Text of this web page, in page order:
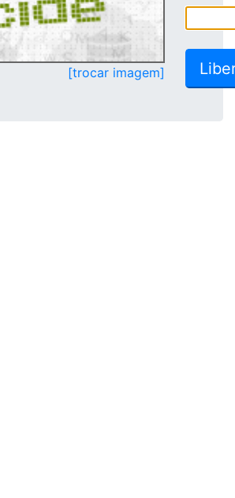
[trocar imagem]